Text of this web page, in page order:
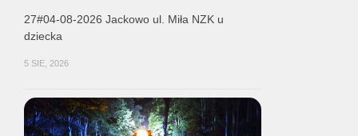
27#04-08-2026 Jackowo ul. Miła NZK u
dziecka
5 SIE, 2026